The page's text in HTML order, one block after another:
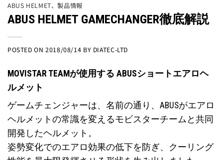
ABUS HELMET、製品情報
ABUS HELMET GAMECHANGER徹底解説
POSTED ON2018/08/14 BY DIATEC-LTD
MOVISTAR TEAMが使用する ABUSショートエアロヘ
ルメット
ゲームチェンジャーは、名前の通り、ABUSがエアロ
ヘルメットの常識を変えるモビスターチームと共同
開発したヘルメット。
姿勢変化でのエアロ効果の低下を防ぎ、クーリング